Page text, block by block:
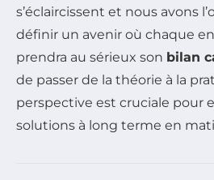
s’éclaircissent et nous avons
définir un avenir où chaque
prendra au sérieux son bilan
de passer de la théorie à la
perspective est cruciale pour
solutions à long terme en